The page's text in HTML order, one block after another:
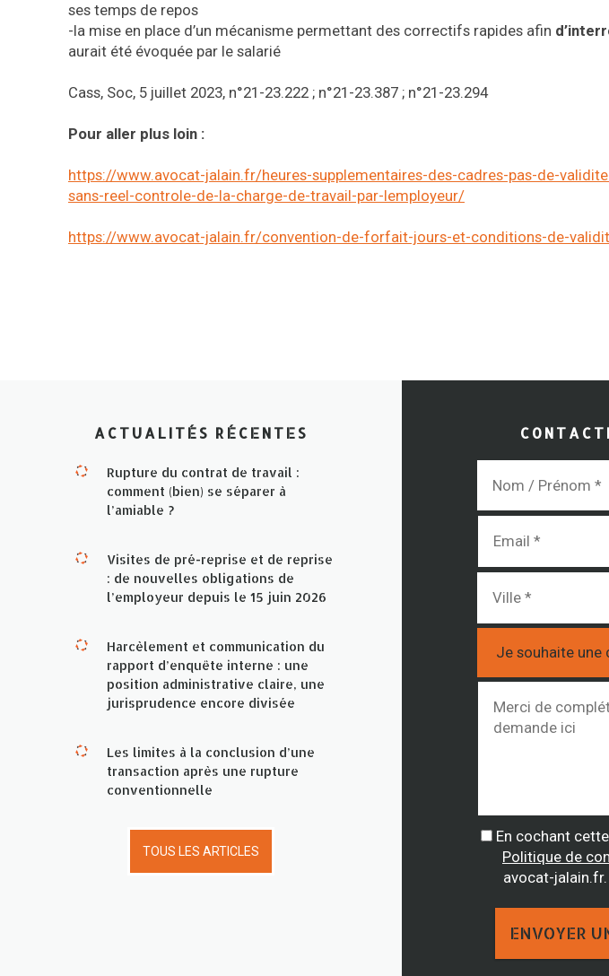
ses temps de repos
-la mise en place d’un mécanisme permettant des correctifs rapides afin
aurait été évoquée par le salarié
Cass, Soc, 5 juillet 2023, n°21-23.222 ; n°21-23.387 ; n°21-23.294
Pour aller plus loin :
https://www.avocat-jalain.fr/heures-supplementaires-des-cadres-pas-de-
sans-reel-controle-de-la-charge-de-travail-par-lemployeur/
https://www.avocat-jalain.fr/convention-de-forfait-jours-et-conditions-de-
ACTUALITÉS RÉCENTES
Rupture du contrat de travail :
comment (bien) se séparer à
l’amiable ?
Visites de pré-reprise et de reprise
: de nouvelles obligations de
l’employeur depuis le 15 juin 2026
Harcèlement et communication du
rapport d’enquête interne : une
position administrative claire, une
jurisprudence encore divisée
Les limites à la conclusion d’une
transaction après une rupture
conventionnelle
TOUS LES ARTICLES
En cochant
Politique de
avocat-jalain.fr.